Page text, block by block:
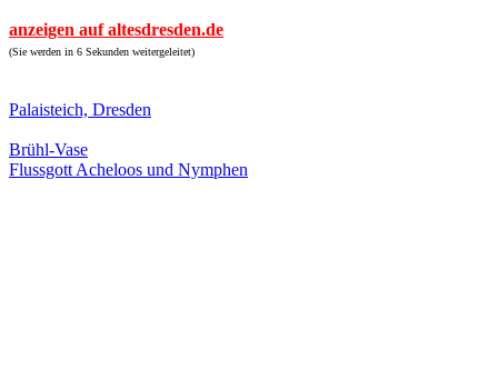
anzeigen auf altesdresden.de
(Sie werden in 6 Sekunden weitergeleitet)
Palaisteich, Dresden
Brühl-Vase
Flussgott Acheloos und Nymphen